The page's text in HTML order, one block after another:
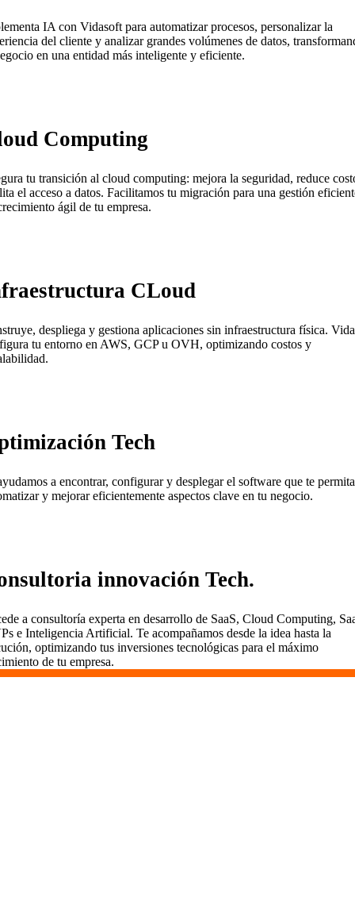
IA con Vidasoft para automatizar procesos, personalizar la
del cliente y analizar grandes volúmenes de datos,
en una entidad más inteligente y eficiente.
Computing
tu transición al cloud computing: mejora la seguridad, reduce
el acceso a datos. Facilitamos tu migración para una gestión
ágil de tu empresa.
CLoud
despliega y gestiona aplicaciones sin infraestructura física.
tu entorno en AWS, GCP u OVH, optimizando costos y
Tech
a encontrar, configurar y desplegar el software que te permita
y mejorar eficientemente aspectos clave en tu negocio.
innovación Tech.
a consultoría experta en desarrollo de SaaS, Cloud Computing,
e Inteligencia Artificial. Te acompañamos desde la idea hasta la
optimizando tus inversiones tecnológicas para el máximo
de tu empresa.